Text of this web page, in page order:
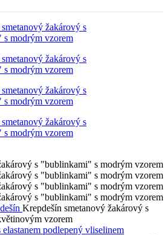
Krepdešín smetanový žakárový s
vzorem